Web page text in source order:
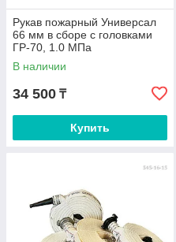
Рукав пожарный Универсал
66 мм в сборе с головками
ГР-70, 1.0 МПа
В наличии
34 500 ₸
Купить